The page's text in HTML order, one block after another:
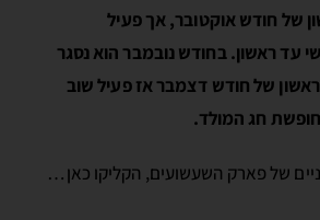
של חודש אוקטובר, אך פעיל
עד ראשון. בחודש נובמבר הוא נסגר
של חודש דצמבר אז פעיל שוב
חג המולד.
של פארק השעשועים, הקליקו כאן…